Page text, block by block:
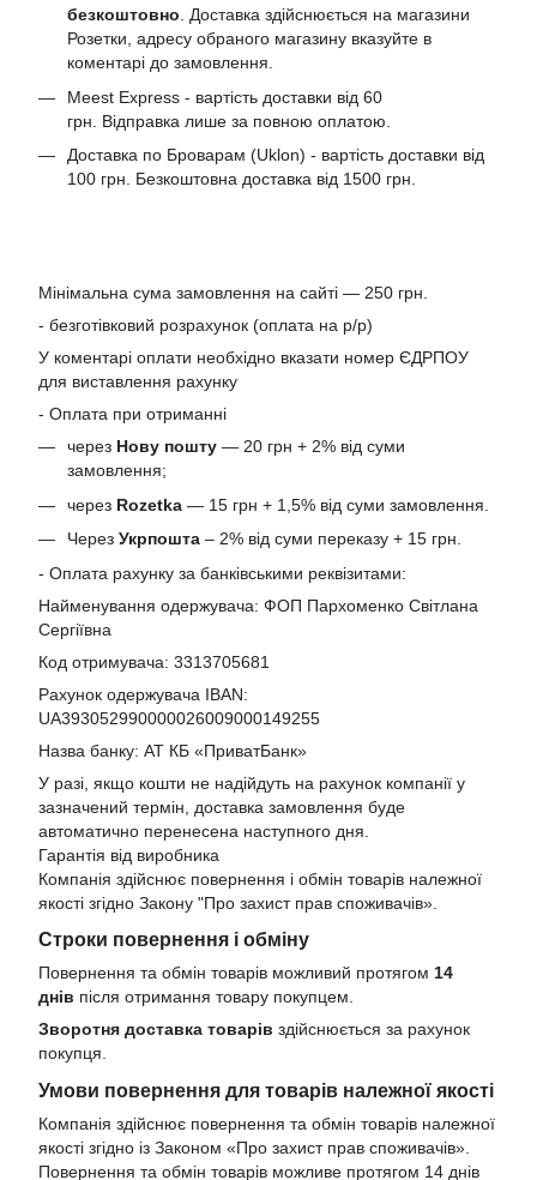
безкоштовно . Доставка здійснюється на магазини
Розетки, адресу обраного магазину вказуйте в
коментарі до замовлення.
Meest Express - вартість доставки від 60
грн. Відправка лише за повною оплатою.
Доставка по Броварам (Uklon) - вартість доставки від
100 грн. Безкоштовна доставка від 1500 грн.
Мінімальна сума замовлення на сайті — 250 грн.
- безготівковий розрахунок (оплата на р/р)
У коментарі оплати необхідно вказати номер ЄДРПОУ
для виставлення рахунку
- Оплата при отриманні
через Нову пошту — 20 грн + 2% від суми
замовлення;
через Rozetka — 15 грн + 1,5% від суми замовлення.
Через Укрпошта – 2% від суми переказу + 15 грн.
- Оплата рахунку за банківськими реквізитами:
Найменування одержувача: ФОП Пархоменко Світлана
Сергіївна
Код отримувача: 3313705681
Рахунок одержувача IBAN:
UA393052990000026009000149255
Назва банку: АТ КБ «ПриватБанк»
У разі, якщо кошти не надійдуть на рахунок компанії у
зазначений термін, доставка замовлення буде
автоматично перенесена наступного дня.
Гарантія від виробника
Компанія здійснює повернення і обмін товарів належної
якості згідно Закону "Про захист прав споживачів»
Строки повернення і обміну
Повернення та обмін товарів можливий протягом 14
днів після отримання товару покупцем.
Зворотня доставка товарів здійснюється за рахунок
покупця.
Умови повернення для товарів належної якості
Компанія здійснює повернення та обмін товарів належної
якості згідно із Законом «Про захист прав споживачів».
Повернення та обмін товарів можливе протягом 14 днів